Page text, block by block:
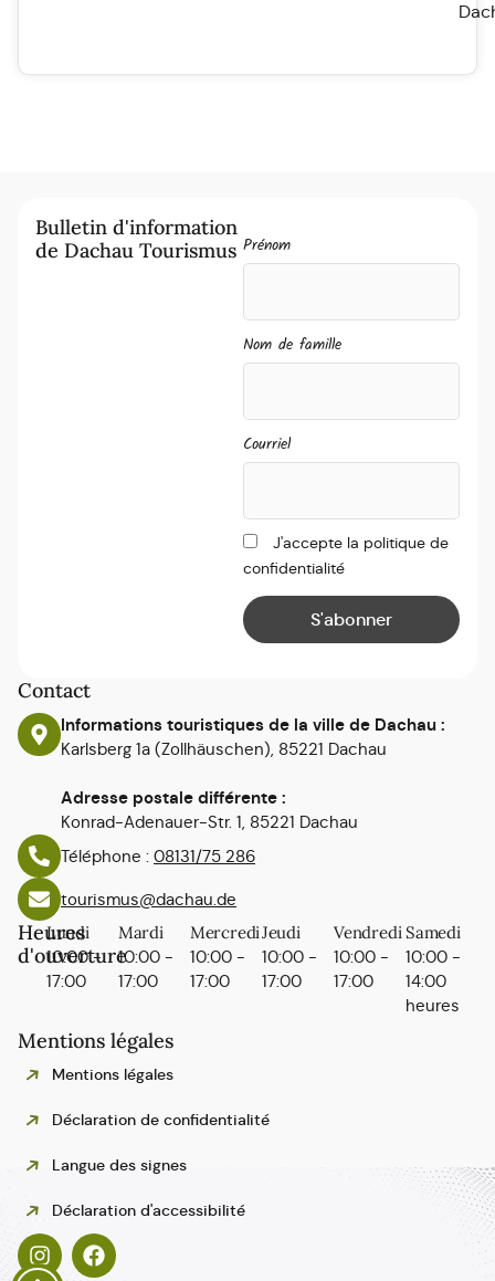
Contact
Informations touristiques de la ville de Dachau :
Karlsberg 1a (Zollhäuschen), 85221 Dachau
Adresse postale différente :
Konrad-Adenauer-Str. 1, 85221 Dachau
Téléphone : 08131/75 286
tourismus@dachau.de
Heures
d'ouverture
Lundi
10:00 -
17:00
Mardi
10:00 -
17:00
Mercredi
10:00 -
17:00
Jeudi
10:00 -
17:00
Vendredi
10:00 -
17:00
Samedi
10:00 -
14:00
heures
Mentions légales
Mentions légales
Déclaration de confidentialité
Langue des signes
Déclaration d'accessibilité
Bulletin d'information
de Dachau Tourismus Prénom
Nom de famille
Courriel
J'accepte la politique de
confidentialité
Italiano
Español